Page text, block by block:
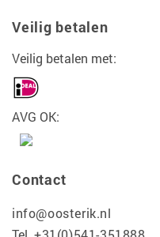
Veilig betalen
Veilig betalen met:
AVG OK:
Contact
info@oosterik.nl